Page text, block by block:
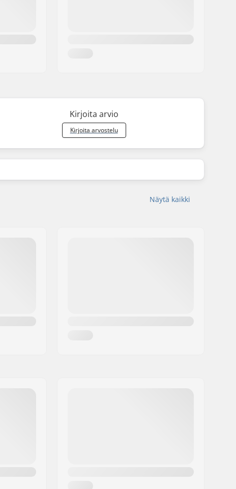
Kirjoita arvio
Kirjoita arvostelu
Näytä kaikki